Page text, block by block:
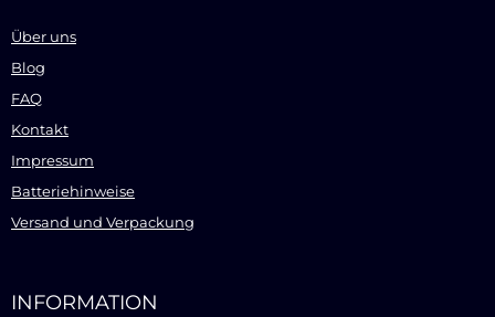
Über uns
Blog
FAQ
Kontakt
Impressum
Batteriehinweise
Versand und Verpackung
INFORMATION